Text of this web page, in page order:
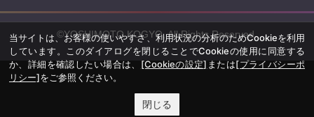
法務・規約
プライバシーポリシー
反社会的勢力排除宣言
当サイトは、お客様の使いやすさ、利用状況の分析のためCookieを利用
しています。このダイアログを閉じることでCookieの使用に同意する
か、詳細を確認したい場合は、 [Cookieの設定] または[プライバシーポ
リシー]をご参照ください。
閉じる